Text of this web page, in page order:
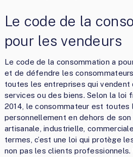
Le code de la
pour les vendeurs
Le code de la consommation a
et de défendre les
toutes les entreprises qui vendent
services ou des biens. Selon la loi
2014, le consommateur est toutes
personnellement en dehors de
artisanale, industrielle,
termes, c’est une loi qui protège
non pas les clients